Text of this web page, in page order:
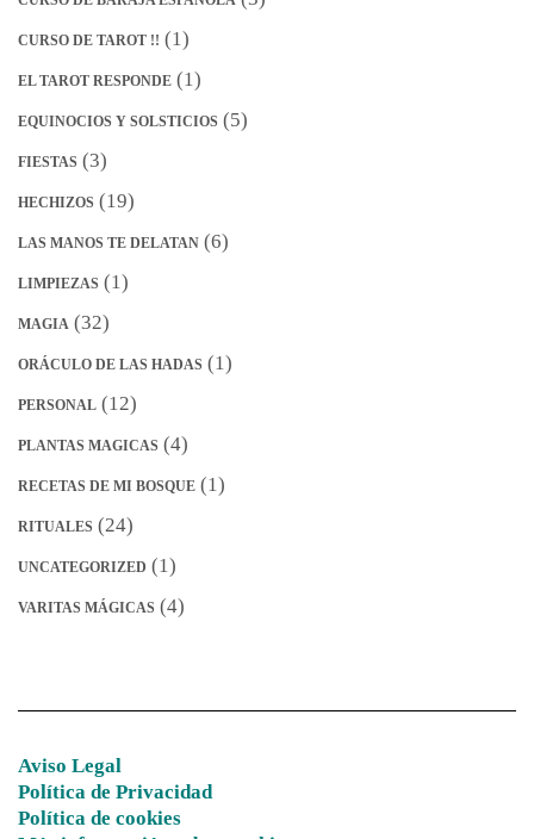
CURSO DE TAROT !! (1)
EL TAROT RESPONDE (1)
EQUINOCIOS Y SOLSTICIOS (5)
FIESTAS (3)
HECHIZOS (19)
LAS MANOS TE DELATAN (6)
LIMPIEZAS (1)
MAGIA (32)
ORÁCULO DE LAS HADAS (1)
PERSONAL (12)
PLANTAS MAGICAS (4)
RECETAS DE MI BOSQUE (1)
RITUALES (24)
UNCATEGORIZED (1)
VARITAS MÁGICAS (4)
Aviso Legal
Política de Privacidad
Política de cookies